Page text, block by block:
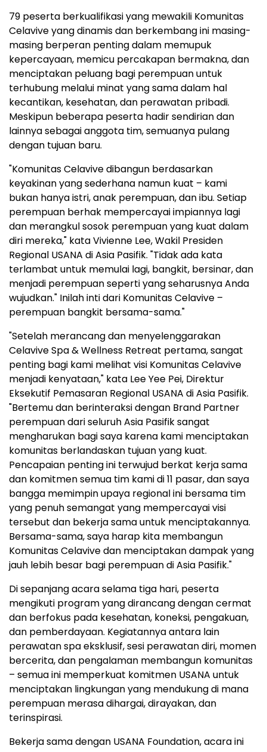
79 peserta berkualifikasi yang mewakili Komunitas
Celavive yang dinamis dan berkembang ini masing-
masing berperan penting dalam memupuk
kepercayaan, memicu percakapan bermakna, dan
menciptakan peluang bagi perempuan untuk
terhubung melalui minat yang sama dalam hal
kecantikan, kesehatan, dan perawatan pribadi.
Meskipun beberapa peserta hadir sendirian dan
lainnya sebagai anggota tim, semuanya pulang
dengan tujuan baru.
"Komunitas Celavive dibangun berdasarkan
keyakinan yang sederhana namun kuat – kami
bukan hanya istri, anak perempuan, dan ibu. Setiap
perempuan berhak mempercayai impiannya lagi
dan merangkul sosok perempuan yang kuat dalam
diri mereka," kata Vivienne Lee, Wakil Presiden
Regional USANA di Asia Pasifik. "Tidak ada kata
terlambat untuk memulai lagi, bangkit, bersinar, dan
menjadi perempuan seperti yang seharusnya Anda
wujudkan." Inilah inti dari Komunitas Celavive –
perempuan bangkit bersama-sama."
"Setelah merancang dan menyelenggarakan
Celavive Spa & Wellness Retreat pertama, sangat
penting bagi kami melihat visi Komunitas Celavive
menjadi kenyataan," kata Lee Yee Pei, Direktur
Eksekutif Pemasaran Regional USANA di Asia Pasifik.
"Bertemu dan berinteraksi dengan Brand Partner
perempuan dari seluruh Asia Pasifik sangat
mengharukan bagi saya karena kami menciptakan
komunitas berlandaskan tujuan yang kuat.
Pencapaian penting ini terwujud berkat kerja sama
dan komitmen semua tim kami di 11 pasar, dan saya
bangga memimpin upaya regional ini bersama tim
yang penuh semangat yang mempercayai visi
tersebut dan bekerja sama untuk menciptakannya.
Bersama-sama, saya harap kita membangun
Komunitas Celavive dan menciptakan dampak yang
jauh lebih besar bagi perempuan di Asia Pasifik."
Di sepanjang acara selama tiga hari, peserta
mengikuti program yang dirancang dengan cermat
dan berfokus pada kesehatan, koneksi, pengakuan,
dan pemberdayaan. Kegiatannya antara lain
perawatan spa eksklusif, sesi perawatan diri, momen
bercerita, dan pengalaman membangun komunitas
– semua ini memperkuat komitmen USANA untuk
menciptakan lingkungan yang mendukung di mana
perempuan merasa dihargai, dirayakan, dan
terinspirasi.
Bekerja sama dengan USANA Foundation, acara ini